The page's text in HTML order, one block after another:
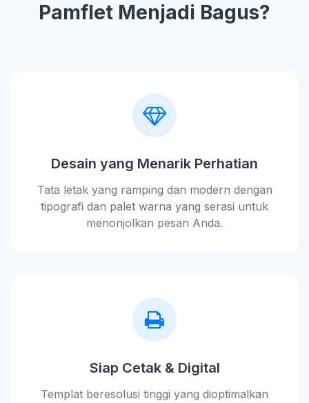
Pamflet Menjadi Bagus?
Desain yang Menarik Perhatian
Tata letak yang ramping dan modern dengan
tipografi dan palet warna yang serasi untuk
menonjolkan pesan Anda.
Siap Cetak & Digital
Templat beresolusi tinggi yang dioptimalkan